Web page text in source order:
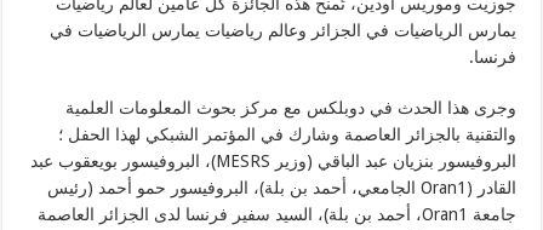
يمارس الرياضيات في الجزائر وعالم رياضيات يمارس الرياضيات في
فرنسا.
وجرى هذا الحدث في دوبلكس مع مركز بحوث المعلومات العلمية
والتقنية بالجزائر العاصمة وشارك في المؤتمر الشبكي لهذا الحفل ؛
البروفيسور بنزيان عبد الباقي (وزير MESRS)، البروفيسور بويعقوب عبد
القادر (Oran1 الجامعي، أحمد بن بلة)، البروفيسور حمو أحمد (رئيس
جامعة Oran1، أحمد بن بلة)، السيد سفير فرنسا لدى الجزائر العاصمة